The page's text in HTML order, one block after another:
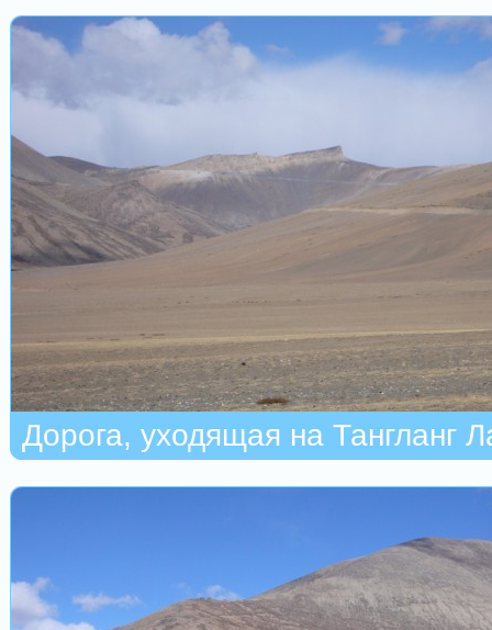
Дорога, уходящая на Тангланг